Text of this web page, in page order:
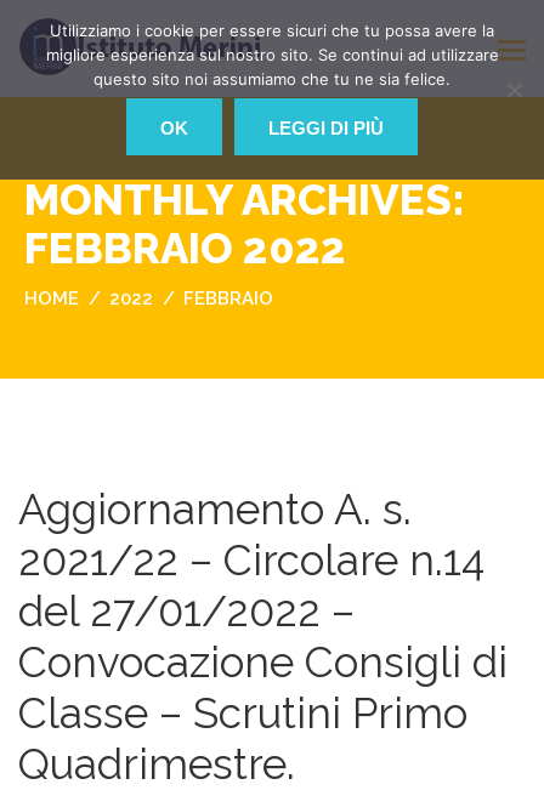
MONTHLY ARCHIVES:
FEBBRAIO 2022
HOME 2022 FEBBRAIO
Aggiornamento A. s.
2021/22 – Circolare n.14
del 27/01/2022 –
Convocazione Consigli di
Classe – Scrutini Primo
Quadrimestre.
Utilizziamo i cookie per essere sicuri che tu possa avere la
migliore esperienza sul nostro sito. Se continui ad utilizzare
questo sito noi assumiamo che tu ne sia felice.
OK LEGGI DI PIÙ